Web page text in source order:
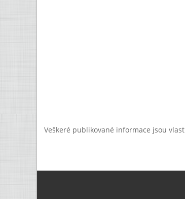
Veškeré publikované informace jsou